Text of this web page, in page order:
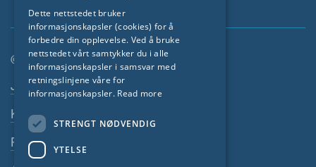
© SIGA 2026
Footer navigasjon
Jobber
Kontakt
Personvernerklæring
FRENCH
Dette nettstedet bruker
informasjonskapsler (cookies) for å
forbedre din opplevelse. Ved å bruke
nettstedet vårt samtykker du i alle
informasjonskapsler i samsvar med
retningslinjene våre for
informasjonskapsler. Read more
STRENGT NØDVENDIG
YTELSE